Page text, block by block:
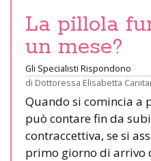
La pillola
un mese?
Gli Specialisti Rispondono
di Dottoressa Elisabetta
Quando si comincia a
può contare fin da
contraccettiva, se si
primo giorno di arrivo